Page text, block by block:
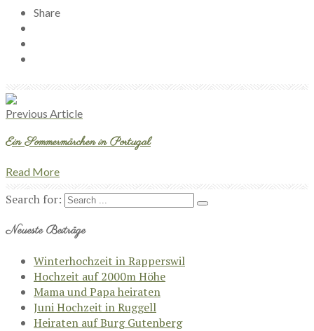
Share
Previous Article
Ein Sommermärchen in Portugal
Read More
Search for:
Neueste Beiträge
Winterhochzeit in Rapperswil
Hochzeit auf 2000m Höhe
Mama und Papa heiraten
Juni Hochzeit in Ruggell
Heiraten auf Burg Gutenberg